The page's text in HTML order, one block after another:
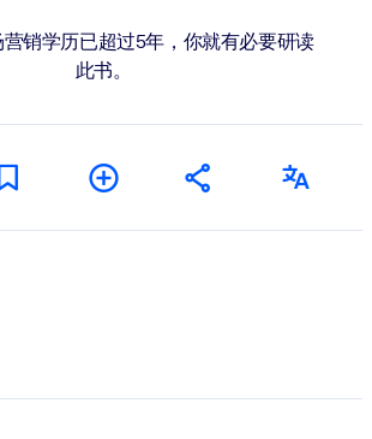
销学历已超过5年，你就有必要研读
此书。